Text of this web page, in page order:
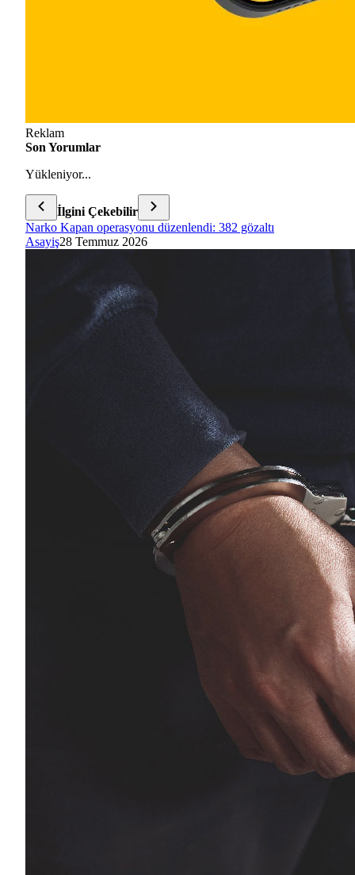
Reklam
Son Yorumlar
Yükleniyor...
İlgini Çekebilir
Narko Kapan operasyonu düzenlendi: 382 gözaltı
Asayiş28 Temmuz 2026